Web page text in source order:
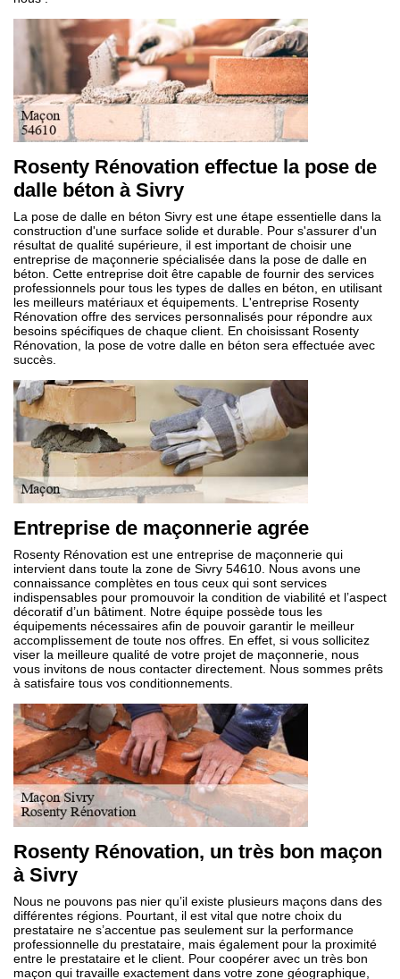
Rosenty Rénovation effectue la pose de
dalle béton à Sivry
La pose de dalle en béton Sivry est une étape essentielle dans la
construction d'une surface solide et durable. Pour s'assurer d'un
résultat de qualité supérieure, il est important de choisir une
entreprise de maçonnerie spécialisée dans la pose de dalle en
béton. Cette entreprise doit être capable de fournir des services
professionnels pour tous les types de dalles en béton, en utilisant
les meilleurs matériaux et équipements. L'entreprise Rosenty
Rénovation offre des services personnalisés pour répondre aux
besoins spécifiques de chaque client. En choisissant Rosenty
Rénovation, la pose de votre dalle en béton sera effectuée avec
succès.
Entreprise de maçonnerie agrée
Rosenty Rénovation est une entreprise de maçonnerie qui
intervient dans toute la zone de Sivry 54610. Nous avons une
connaissance complètes en tous ceux qui sont services
indispensables pour promouvoir la condition de viabilité et l’aspect
décoratif d’un bâtiment. Notre équipe possède tous les
équipements nécessaires afin de pouvoir garantir le meilleur
accomplissement de toute nos offres. En effet, si vous sollicitez
viser la meilleure qualité de votre projet de maçonnerie, nous
vous invitons de nous contacter directement. Nous sommes prêts
à satisfaire tous vos conditionnements.
Rosenty Rénovation, un très bon maçon
à Sivry
Nous ne pouvons pas nier qu’il existe plusieurs maçons dans des
différentes régions. Pourtant, il est vital que notre choix du
prestataire ne s’accentue pas seulement sur la performance
professionnelle du prestataire, mais également pour la proximité
entre le prestataire et le client. Pour coopérer avec un très bon
maçon qui travaille exactement dans votre zone géographique,